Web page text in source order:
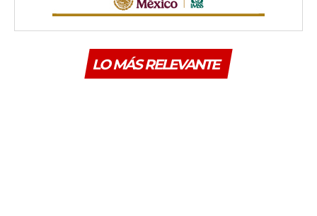
LO MÁS RELEVANTE